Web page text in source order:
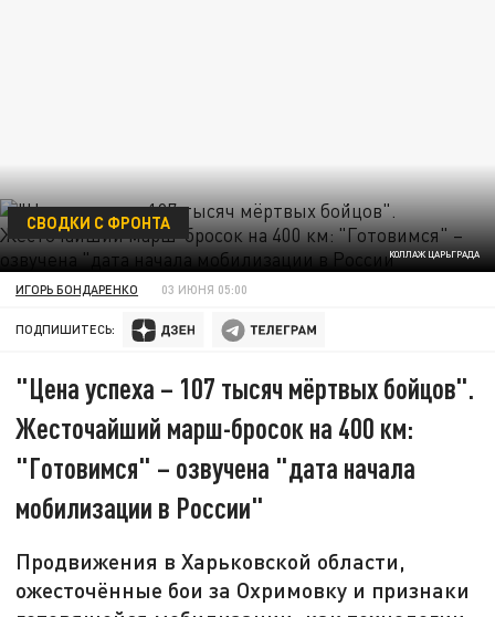
КОЛЛАЖ ЦАРЬГРАДА
СВОДКИ С ФРОНТА
ИГОРЬ БОНДАРЕНКО 03 ИЮНЯ 05:00
ПОДПИШИТЕСЬ:
"Цена успеха – 107 тысяч мёртвых бойцов".
Жесточайший марш-бросок на 400 км:
"Готовимся" – озвучена "дата начала
мобилизации в России"
Продвижения в Харьковской области,
ожесточённые бои за Охримовку и признаки